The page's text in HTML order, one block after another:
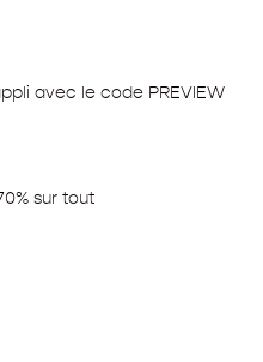
avec le code PREVIEW
sur tout